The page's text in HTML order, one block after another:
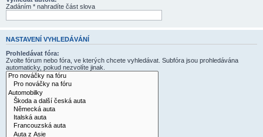
Zadáním * nahradíte část slova
NASTAVENÍ VYHLEDÁVÁNÍ
Prohledávat fóra:
Zvolte fórum nebo fóra, ve kterých chcete vyhledávat. Subfóra jsou prohledávána
automaticky, pokud nezvolíte jinak.